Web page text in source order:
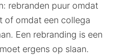
rebranden puur omdat
of omdat een collega
Een rebranding is een
ergens op slaan.